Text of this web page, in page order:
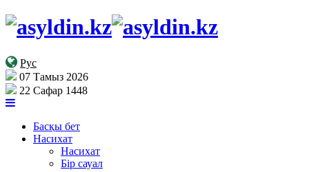
Рус
07 Тамыз 2026
22 Сафар 1448
Басқы бет
Насихат
Насихат
Бір сауал